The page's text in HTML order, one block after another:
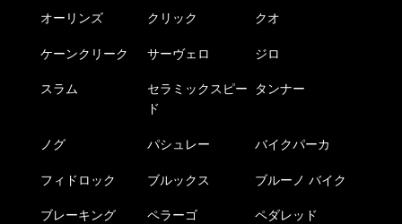
オーリンズ クリック クオ
ケーンクリーク サーヴェロ ジロ
スラム
セラミックスピー
ド
タンナー
ノグ パシュレー バイクパーカ
フィドロック ブルックス ブルーノ バイク
ブレーキング ペラーゴ ペダレッド